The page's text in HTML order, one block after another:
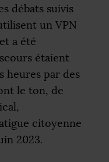
débats suivis
un VPN
a été
étaient
heures par des
le ton, de
citoyenne
2023.